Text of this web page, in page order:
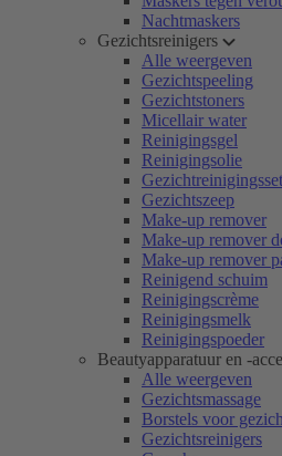
Nachtmaskers
Gezichtsreinigers
Alle weergeven
Gezichtspeeling
Gezichtstoners
Micellair water
Reinigingsgel
Reinigingsolie
Gezichtszeep
Make-up remover
Make-up remover
Make-up remover
Reinigend schuim
Reinigingscrème
Reinigingsmelk
Reinigingspoeder
Beautyapparatuur en -
Alle weergeven
Gezichtsmassage
Borstels voor
Gezichtsreinigers